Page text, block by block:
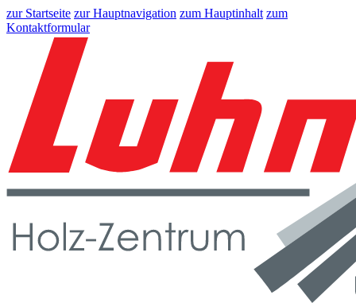
zur Startseite zur Hauptnavigation zum Hauptinhalt zum
Kontaktformular